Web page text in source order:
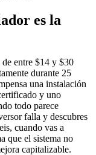
es la
entre $14 y $30
durante 25
una instalación
y uno
todo parece
falla y descubres
cuando vas a
que el sistema no
capitalizable.